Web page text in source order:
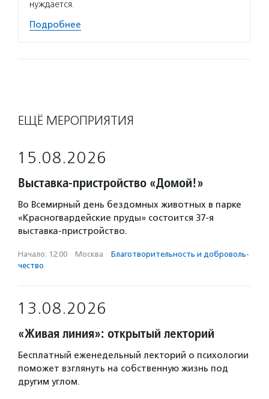
нуждается.
Подробнее
ЕЩЁ МЕРОПРИЯТИЯ
15.08.2026
Выставка-пристройство «Домой!»
Во Всемирный день бездомных животных в парке
«Красногвардейские пруды» состоится 37-я
выставка-пристройство.
Начало: 12:00 · Москва · Благотвори­тель­ность и доброволь­
чест­во
13.08.2026
«Живая линия»: открытый лекторий
Бесплатный еженедельный лекторий о психологии
поможет взглянуть на собственную жизнь под
другим углом.